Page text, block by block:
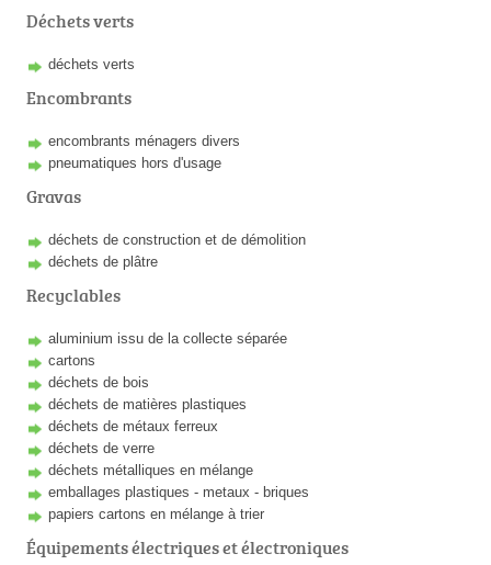
Déchets verts
déchets verts
Encombrants
encombrants ménagers divers
pneumatiques hors d'usage
Gravas
déchets de construction et de démolition
déchets de plâtre
Recyclables
aluminium issu de la collecte séparée
cartons
déchets de bois
déchets de matières plastiques
déchets de métaux ferreux
déchets de verre
déchets métalliques en mélange
emballages plastiques - metaux - briques
papiers cartons en mélange à trier
Équipements électriques et électroniques